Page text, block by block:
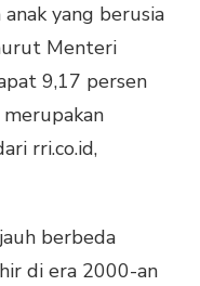
yang berusia
Menteri
9,17 persen
rri.co.id,
berbeda
di era 2000-an